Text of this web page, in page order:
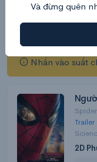
Thứ 7
9/8
Nhấn vào suất
Trailer
2D
Và đừng quên